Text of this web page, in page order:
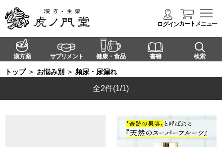
ログインカートメニュー
漢方薬 サプリメント 健康・食品 書籍 検索
トップ ＞ お悩み別 ＞ 頻尿・尿漏れ
全2件(1/1)